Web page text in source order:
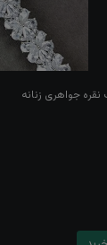
جواهری زنانه